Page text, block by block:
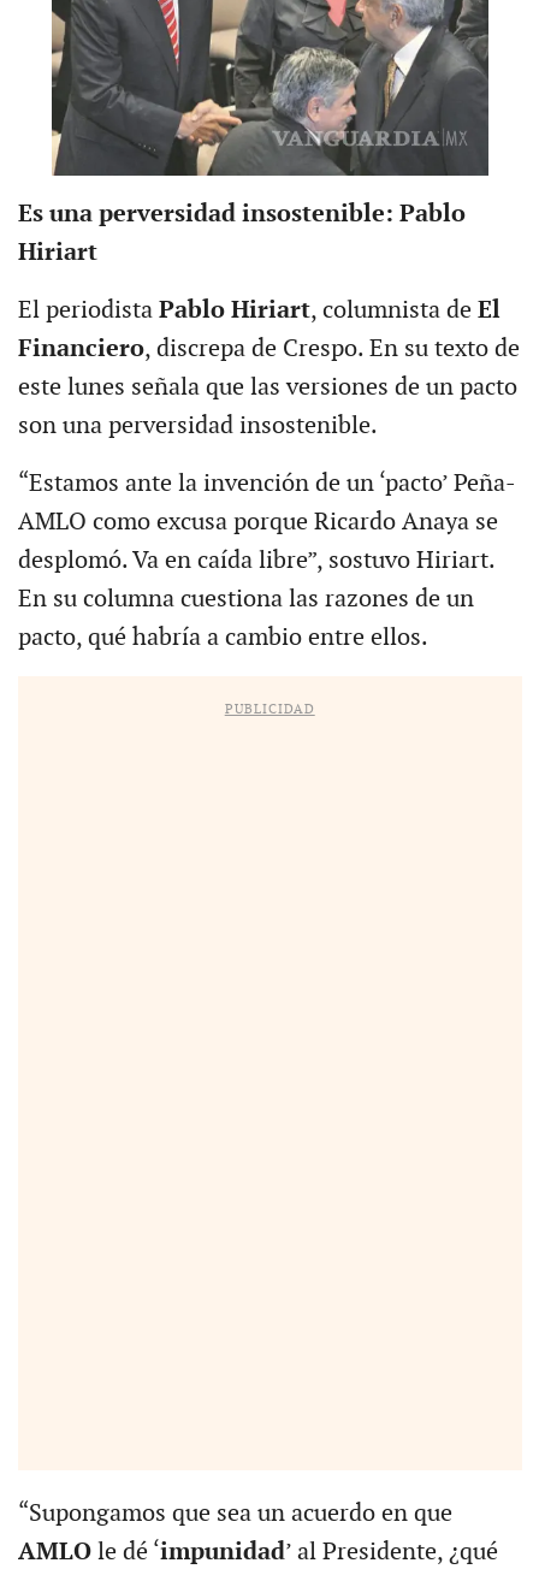
Es una perversidad insostenible: Pablo
Hiriart
El periodista Pablo Hiriart, columnista de El
Financiero, discrepa de Crespo. En su texto de
este lunes señala que las versiones de un pacto
son una perversidad insostenible.
“Estamos ante la invención de un ‘pacto’ Peña-
AMLO como excusa porque Ricardo Anaya se
desplomó. Va en caída libre”, sostuvo Hiriart.
En su columna cuestiona las razones de un
pacto, qué habría a cambio entre ellos.
PUBLICIDAD
“Supongamos que sea un acuerdo en que
AMLO le dé ‘impunidad’ al Presidente, ¿qué